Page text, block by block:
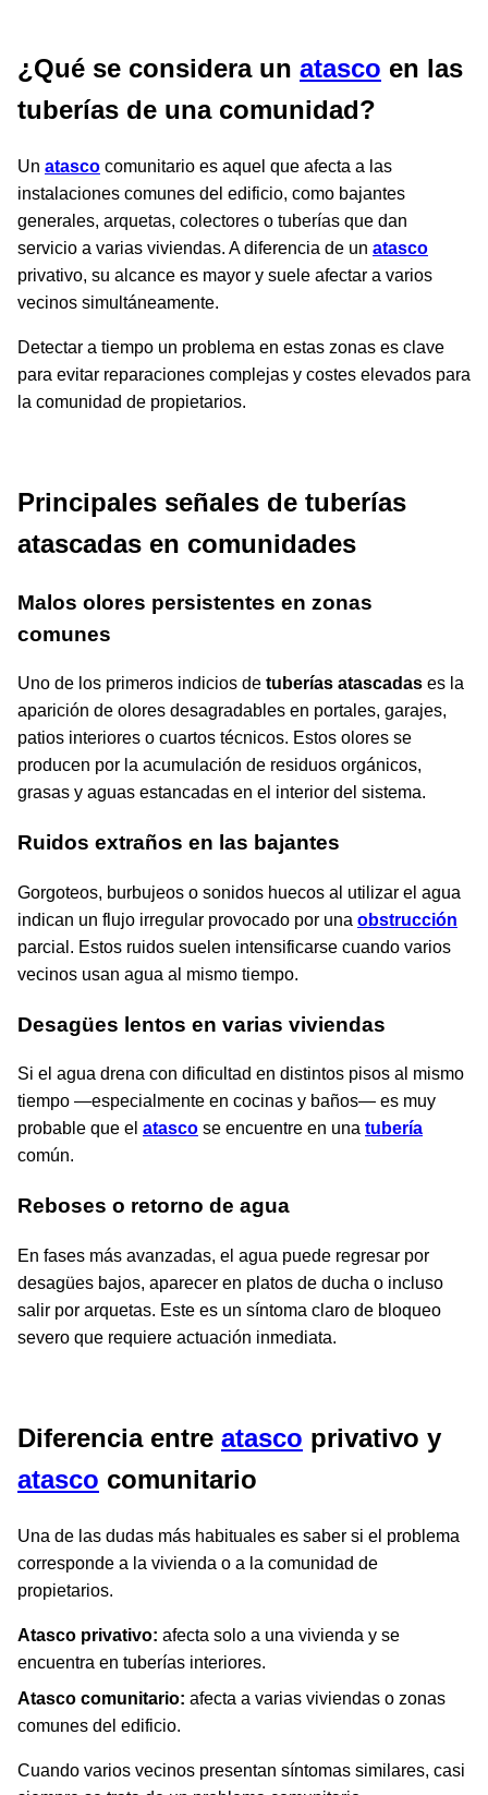
¿Qué se considera un atasco en las
tuberías de una comunidad?
Un atasco comunitario es aquel que afecta a las
instalaciones comunes del edificio, como bajantes
generales, arquetas, colectores o tuberías que dan
servicio a varias viviendas. A diferencia de un atasco
privativo, su alcance es mayor y suele afectar a varios
vecinos simultáneamente.
Detectar a tiempo un problema en estas zonas es clave
para evitar reparaciones complejas y costes elevados para
la comunidad de propietarios.
Principales señales de tuberías
atascadas en comunidades
Malos olores persistentes en zonas
comunes
Uno de los primeros indicios de tuberías atascadas es la
aparición de olores desagradables en portales, garajes,
patios interiores o cuartos técnicos. Estos olores se
producen por la acumulación de residuos orgánicos,
grasas y aguas estancadas en el interior del sistema.
Ruidos extraños en las bajantes
Gorgoteos, burbujeos o sonidos huecos al utilizar el agua
indican un flujo irregular provocado por una obstrucción
parcial. Estos ruidos suelen intensificarse cuando varios
vecinos usan agua al mismo tiempo.
Desagües lentos en varias viviendas
Si el agua drena con dificultad en distintos pisos al mismo
tiempo —especialmente en cocinas y baños— es muy
probable que el atasco se encuentre en una tubería
común.
Reboses o retorno de agua
En fases más avanzadas, el agua puede regresar por
desagües bajos, aparecer en platos de ducha o incluso
salir por arquetas. Este es un síntoma claro de bloqueo
severo que requiere actuación inmediata.
Diferencia entre atasco privativo y
atasco comunitario
Una de las dudas más habituales es saber si el problema
corresponde a la vivienda o a la comunidad de
propietarios.
Atasco privativo: afecta solo a una vivienda y se
encuentra en tuberías interiores.
Atasco comunitario: afecta a varias viviendas o zonas
comunes del edificio.
Cuando varios vecinos presentan síntomas similares, casi